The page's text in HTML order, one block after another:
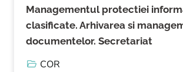
Managementul protectiei
clasificate. Arhivarea si
documentelor. Secretariat
COR